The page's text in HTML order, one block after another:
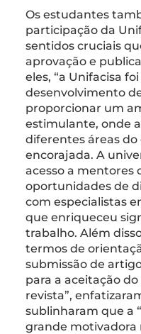
Os estudantes
participação da
sentidos cruciais
aprovação e
eles, “a Unifacisa
desenvolvimento
proporcionar um
estimulante, onde
diferentes áreas
encorajada. A
acesso a mentores
oportunidades de
com especialistas
que enriqueceu
trabalho. Além
termos de
submissão de
para a aceitação
revista”,
sublinharam que a
grande motivadora